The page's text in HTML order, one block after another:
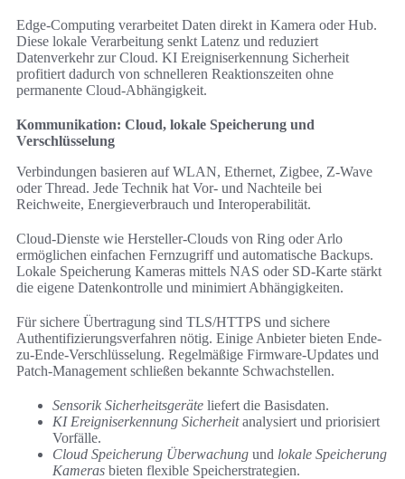
Edge-Computing verarbeitet Daten direkt in Kamera oder Hub.
Diese lokale Verarbeitung senkt Latenz und reduziert
Datenverkehr zur Cloud. KI Ereigniserkennung Sicherheit
profitiert dadurch von schnelleren Reaktionszeiten ohne
permanente Cloud-Abhängigkeit.
Kommunikation: Cloud, lokale Speicherung und
Verschlüsselung
Verbindungen basieren auf WLAN, Ethernet, Zigbee, Z-Wave
oder Thread. Jede Technik hat Vor- und Nachteile bei
Reichweite, Energieverbrauch und Interoperabilität.
Cloud-Dienste wie Hersteller-Clouds von Ring oder Arlo
ermöglichen einfachen Fernzugriff und automatische Backups.
Lokale Speicherung Kameras mittels NAS oder SD-Karte stärkt
die eigene Datenkontrolle und minimiert Abhängigkeiten.
Für sichere Übertragung sind TLS/HTTPS und sichere
Authentifizierungsverfahren nötig. Einige Anbieter bieten Ende-
zu-Ende-Verschlüsselung. Regelmäßige Firmware-Updates und
Patch-Management schließen bekannte Schwachstellen.
Sensorik Sicherheitsgeräte liefert die Basisdaten.
KI Ereigniserkennung Sicherheitanalysiert und priorisiert
Vorfälle.
Cloud Speicherung Überwachung und lokale Speicherung
Kameras bieten flexible Speicherstrategien.